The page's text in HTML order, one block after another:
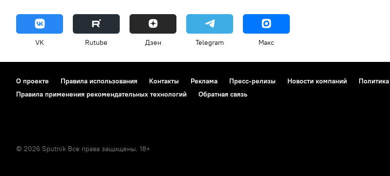
VK Rutube Дзен Telegram Макс
О проекте Правила использования Контакты Реклама Пресс-релизы Новости компаний
Правила применения рекомендательных технологий
Обратная связь
© 2026 Sputnik Все права защищены. 18+